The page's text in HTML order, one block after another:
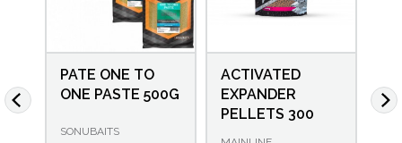
PATE ONE TO
ONE PASTE 500G
SONUBAITS
ACTIVATED
EXPANDER
PELLETS 300